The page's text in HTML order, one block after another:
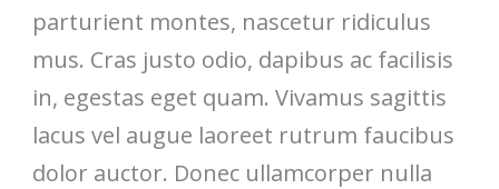
parturient montes, nascetur ridiculus
mus. Cras justo odio, dapibus ac facilisis
in, egestas eget quam. Vivamus sagittis
lacus vel augue laoreet rutrum faucibus
dolor auctor. Donec ullamcorper nulla